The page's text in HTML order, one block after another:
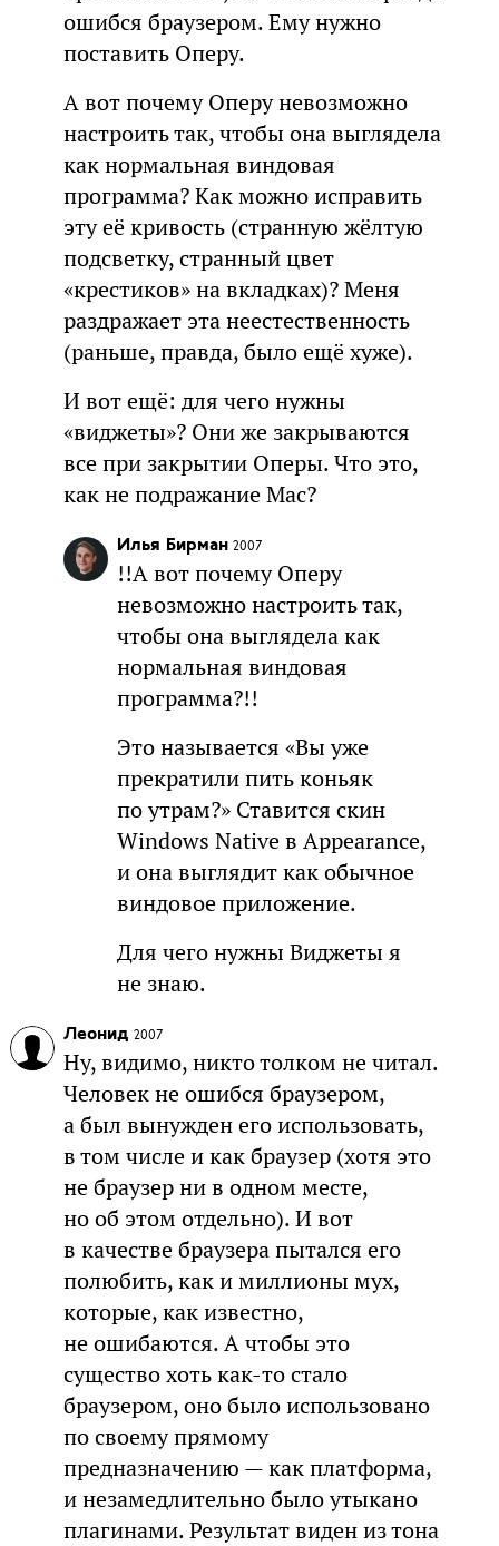
ошибся браузером. Ему нужно
поставить Оперу.
А вот почему Оперу невозможно
настроить так, чтобы она выглядела
как нормальная виндовая
программа? Как можно исправить
эту её кривость (странную жёлтую
подсветку, странный цвет
«крестиков» на вкладках)? Меня
раздражает эта неестественность
(раньше, правда, было ещё хуже).
И вот ещё: для чего нужны
«виджеты»? Они же закрываются
все при закрытии Оперы. Что это,
как не подражание Mac?
Илья Бирман 2007
!!А вот почему Оперу
невозможно настроить так,
чтобы она выглядела как
нормальная виндовая
программа?!!
Это называется «Вы уже
прекратили пить коньяк
по утрам?» Ставится скин
Windows Native в Appearance,
и она выглядит как обычное
виндовое приложение.
Для чего нужны Виджеты я
не знаю.
Леонид 2007
Ну, видимо, никто толком не читал.
Человек не ошибся браузером,
а был вынужден его использовать,
в том числе и как браузер (хотя это
не браузер ни в одном месте,
но об этом отдельно). И вот
в качестве браузера пытался его
полюбить, как и миллионы мух,
которые, как известно,
не ошибаются. А чтобы это
существо хоть как-то стало
браузером, оно было использовано
по своему прямому
предназначению — как платформа,
и незамедлительно было утыкано
плагинами. Результат виден из тона